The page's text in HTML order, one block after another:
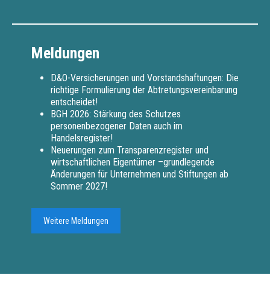
Meldungen
D&O-Versicherungen und Vorstandshaftungen: Die
richtige Formulierung der Abtretungsvereinbarung
entscheidet!
BGH 2026: Stärkung des Schutzes
personenbezogener Daten auch im
Handelsregister!
Neuerungen zum Transparenzregister und
wirtschaftlichen Eigentümer –grundlegende
Änderungen für Unternehmen und Stiftungen ab
Sommer 2027!
Weitere Meldungen